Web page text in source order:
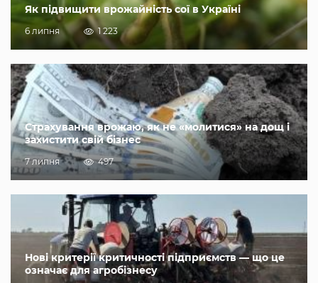
Як підвищити врожайність сої в Україні
6 липня 1 223
Страхування врожаю, як не «молитися» на дощ і
захистити свій бізнес
7 липня 497
Нові критерії критичності підприємств — що це
означає для агробізнесу